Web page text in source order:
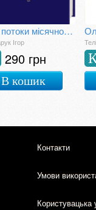
Три потоки місячного світла
Ігор
290 грн
В кошик
Контакти
Умови
Користувацька